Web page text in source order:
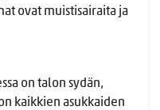
ovat muistisairaita ja
on talon sydän,
kaikkien asukkaiden